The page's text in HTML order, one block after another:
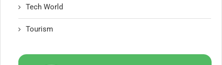
Tech World
Tourism